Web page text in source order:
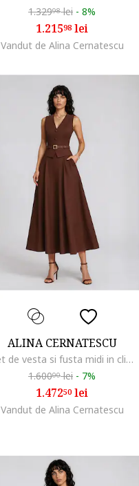
1.32998lei - 8%
1.21598 lei
Vandut de Alina Cernatescu
ALINA CERNATESCU
Set de vesta si fusta midi in clini Nairi
1.60000lei - 7%
1.47250lei
Vandut de Alina Cernatescu